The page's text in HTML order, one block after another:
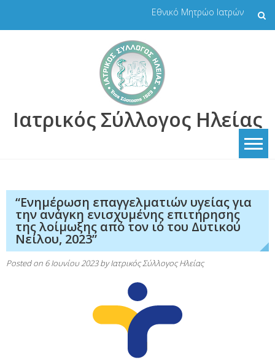
Εθνικό Μητρώο Ιατρών
Ιατρικός Σύλλογος Ηλείας
“Ενημέρωση επαγγελματιών υγείας για
την ανάγκη ενισχυμένης επιτήρησης
της λοίμωξης από τον ιό του Δυτικού
Νείλου, 2023”
Posted on 6 Ιουνίου 2023byΙατρικός Σύλλογος Ηλείας